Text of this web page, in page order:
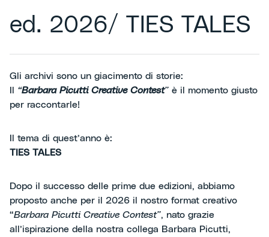
ed. 2026/ TIES TALES
Gli archivi sono un giacimento di storie:
“Barbara Picutti Creative Contest” è il momento giusto
per raccontarle!
Il tema di quest’anno è:
TIES TALES
Dopo il successo delle prime due edizioni, abbiamo
proposto anche per il 2026 il nostro format creativo
“Barbara Picutti Creative Contest”, nato grazie
all’ispirazione della nostra collega Barbara Picutti,